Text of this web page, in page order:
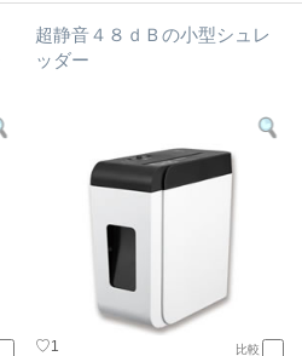
超静音４８ｄＢの小型シュレ
ッダー
♡1 比較